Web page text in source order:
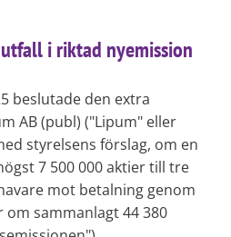
i riktad nyemission
beslutade den extra
AB (publ) ("Lipum" eller
styrelsens förslag, om en
7 500 000 aktier till tre
mot betalning genom
sammanlagt 44 380